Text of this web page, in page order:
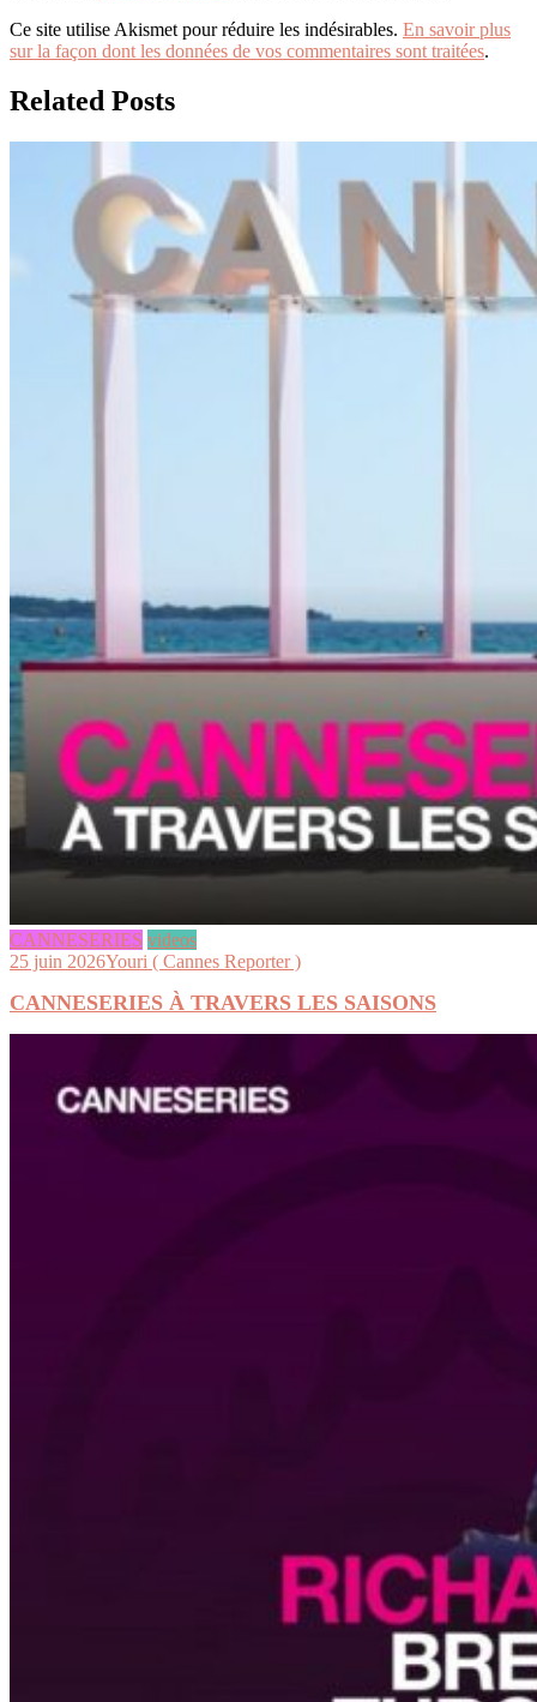
Ce site utilise Akismet pour réduire les indésirables. En savoir plus
sur la façon dont les données de vos commentaires sont traitées.
Related Posts
CANNESERIES videos
25 juin 2026Youri ( Cannes Reporter )
CANNESERIES À TRAVERS LES SAISONS